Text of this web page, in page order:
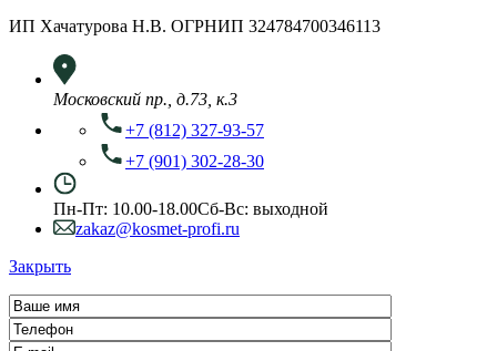
ИП Хачатурова Н.В. ОГРНИП 324784700346113
Московский пр., д.73, к.3
+7 (812) 327-93-57
+7 (901) 302-28-30
Пн-Пт: 10.00-18.00Сб-Вс: выходной
zakaz@kosmet-profi.ru
Закрыть